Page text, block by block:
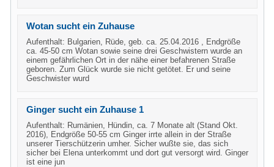
Wotan sucht ein Zuhause
Aufenthalt: Bulgarien, Rüde, geb. ca. 25.04.2016 , Endgröße
ca. 45-50 cm Wotan sowie seine drei Geschwistern wurde an
einem gefährlichen Ort in der nähe einer befahrenen Straße
geboren. Zum Glück wurde sie nicht getötet. Er und seine
Geschwister wurd
Ginger sucht ein Zuhause 1
Aufenthalt: Rumänien, Hündin, ca. 7 Monate alt (Stand Okt.
2016), Endgröße 50-55 cm Ginger irrte allein in der Straße
unserer Tierschützerin umher. Sicher wußte sie, das sich
sicher bei Elena unterkommt und dort gut versorgt wird. Ginger
ist eine jun